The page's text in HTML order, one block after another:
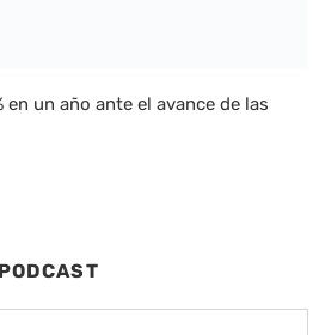
un año ante el avance de las
PODCAST